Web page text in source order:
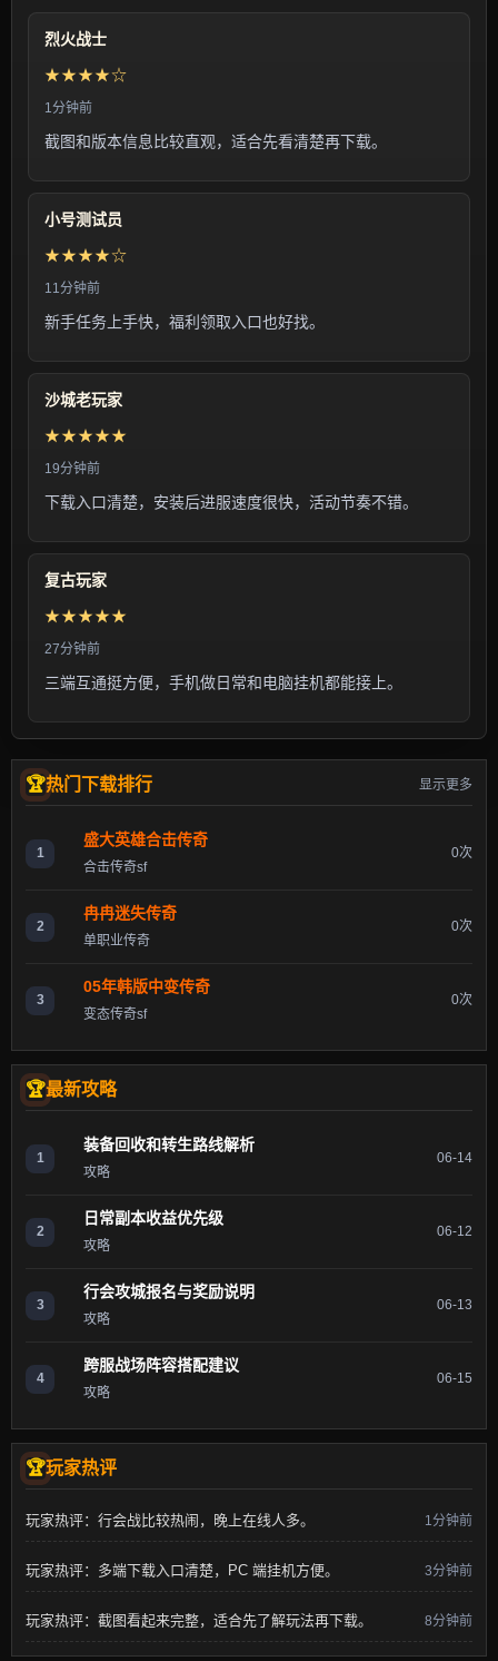
烈火战士
★★★★☆
1分钟前
截图和版本信息比较直观，适合先看清楚再下载。
小号测试员
★★★★☆
11分钟前
新手任务上手快，福利领取入口也好找。
沙城老玩家
★★★★★
19分钟前
下载入口清楚，安装后进服速度很快，活动节奏不错。
复古玩家
★★★★★
27分钟前
三端互通挺方便，手机做日常和电脑挂机都能接上。
热门下载排行 显示更多
1
盛大英雄合击传奇
合击传奇sf
0次
2
冉冉迷失传奇
单职业传奇
0次
3
05年韩版中变传奇
变态传奇sf
0次
最新攻略
1
装备回收和转生路线解析
攻略
06-14
2
日常副本收益优先级
攻略
06-12
3
行会攻城报名与奖励说明
攻略
06-13
4
跨服战场阵容搭配建议
攻略
06-15
玩家热评
玩家热评：行会战比较热闹，晚上在线人多。 1分钟前
玩家热评：多端下载入口清楚，PC 端挂机方便。 3分钟前
玩家热评：截图看起来完整，适合先了解玩法再下载。 8分钟前